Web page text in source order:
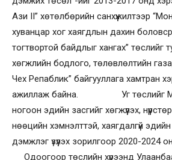
Ази II” хөтөлбөрийн санхүүжилтээр
хуванцар хог хаягдлын дахин
тогтвортой байдлыг хангах” төслийг
хөгжлийн бодлого, төлөвлөлтийн
Чех Репаблик” байгууллага хамтран
ажиллаж байна. Уг төслийг
ногоон эдийн засгийг хөгжүүлэх,
нөөцийн хэмнэлттэй, хаягдалгүй
дэмжлэг үзүүлэх зорилгоор 2020-
Одоогоор төслийн хүрээнд